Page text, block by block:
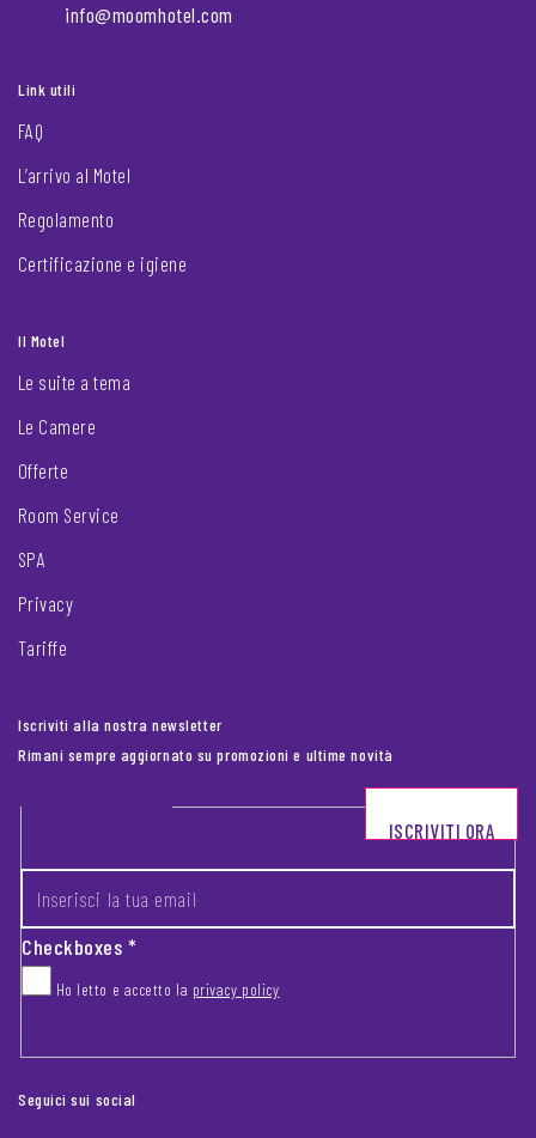
info@moomhotel.com
Link utili
FAQ
L’arrivo al Motel
Regolamento
Certificazione e igiene
Il Motel
Le suite a tema
Le Camere
Offerte
Room Service
SPA
Privacy
Tariffe
Iscriviti alla nostra newsletter
Rimani sempre aggiornato su promozioni e ultime novità
Footer newsletter
Checkboxes*
Ho letto e accetto la privacy policy
ISCRIVITI ORA
Seguici sui social